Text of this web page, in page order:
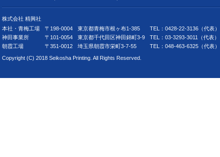
株式会社 精興社
本社・青梅工場
〒198-0004 東京都青梅市根ヶ布1-385
TEL：0428-22-3136（代表）
神田事業所
〒101-0054 東京都千代田区神田錦町3-9
TEL：03-3293-3011（代表
朝霞工場
〒351-0012 埼玉県朝霞市栄町3-7-55
TEL：048-463-6325（代表）
Copyright (C) 2018 Seikosha Printing. All Rights Reserved.